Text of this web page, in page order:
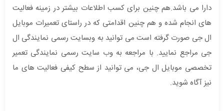
دارا می باشد.هم چنین برای کسب اطلاعات بیشتر در زمینه فعالیت
های انجام شده و هم چنین اقدامتی که در راستای تعمیرات موبایل
ال جی صورت گرفته است می توانید به وبسایت رسمی نمایندگی ال
جی مراجع نمایید. با مراجعه به وب سایت رسمی نمایندگی تعمیر
تخصصی موبایل ال جی، می توانید از سطح کیفی فعالیت های ما
نیز آگاه شوید.